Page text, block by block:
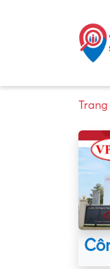
Trang